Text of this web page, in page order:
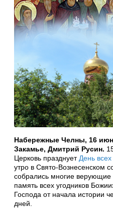
Набережные Челны, 16
Закамье, Дмитрий Русин.
Церковь празднует День
утро в Свято-Вознесенском
собрались многие верующие
память всех угодников
Господа от начала истории
дней.